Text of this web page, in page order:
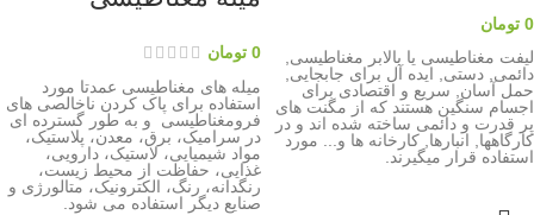
0 تومان
لیفت مغناطیسی یا بالابر مغناطیسی,
دائمی, دستی, ایده آل برای جابجایی,
حمل آسان, سریع و اقتصادی برای
اجسام سنگین هستند که از مگنت های
پر قدرت و دائمی ساخته شده اند و در
کارگاهها, انبارها, کارخانه ها و... مورد
استفاده قرار میگیرند.
0 تومان
میله های مغناطیسی عمدتا مورد
استفاده برای پاک کردن ناخالصی های
فرومغناطیسی و به طور گسترده ای
در سرامیک، برق، معدن، پلاستیک،
مواد شیمیایی، لاستیک، دارویی،
غذایی، حفاظت از محیط زیست،
رنگدانه، رنگ، الکترونیک، متالورژی و
صنایع دیگر استفاده می شود.